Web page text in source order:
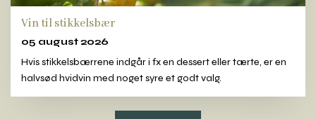
Vin til stikkelsbær
05 august 2026
Hvis stikkelsbærrene indgår i fx en dessert eller tærte, er en
halvsød hvidvin med noget syre et godt valg.